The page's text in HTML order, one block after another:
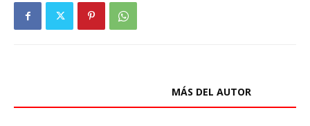
MÁS DEL AUTOR